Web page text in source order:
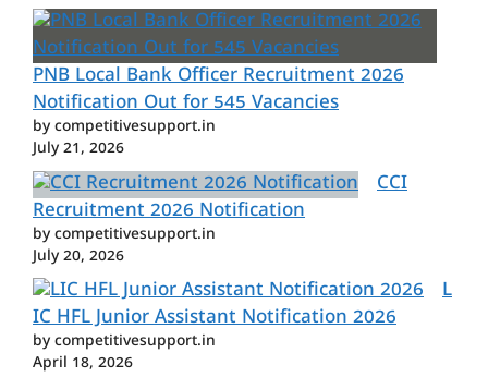
PNB Local Bank Officer Recruitment 2026
Notification Out for 545 Vacancies
by competitivesupport.in
July 21, 2026
CCI
Recruitment 2026 Notification
by competitivesupport.in
July 20, 2026
L
IC HFL Junior Assistant Notification 2026
by competitivesupport.in
April 18, 2026